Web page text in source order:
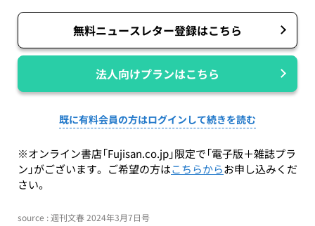
無料ニュースレター登録はこちら
法人向けプランはこちら
既に有料会員の方はログインして続きを読む
※オンライン書店「Fujisan.co.jp」限定で「電子版＋雑誌プラ
ン」がございます。ご希望の方はこちらからお申し込みくだ
さい。
source : 週刊文春 2024年3月7日号